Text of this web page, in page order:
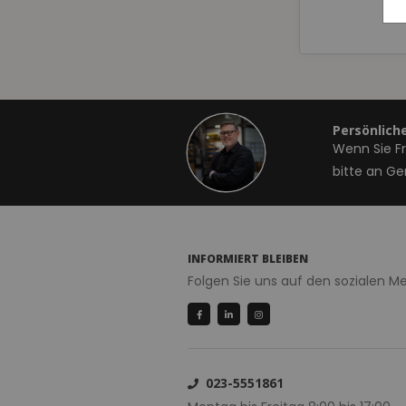
Wenn Sie
bitte an
INFORMIERT BLEIBEN
Folgen Sie uns auf den sozialen
023-5551861